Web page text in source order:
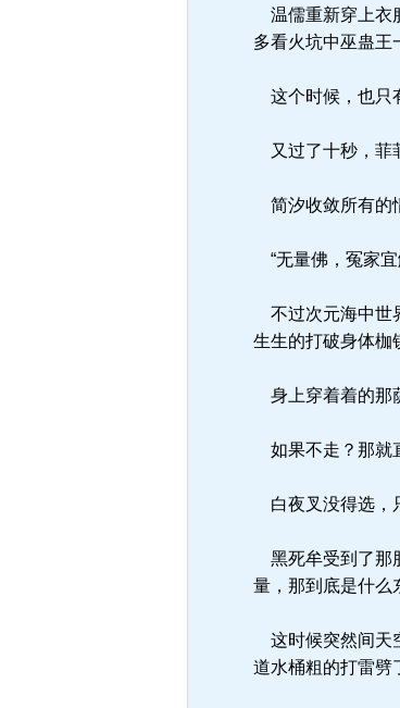
温儒重新穿上衣
多看火坑中巫蛊王
这个时候，也只
又过了十秒，菲
简汐收敛所有的
“无量佛，冤家
不过次元海中世
生生的打破身体枷
身上穿着着的那
如果不走？那就
白夜叉没得选，
黑死牟受到了那
量，那到底是什么
这时候突然间天
道水桶粗的打雷劈